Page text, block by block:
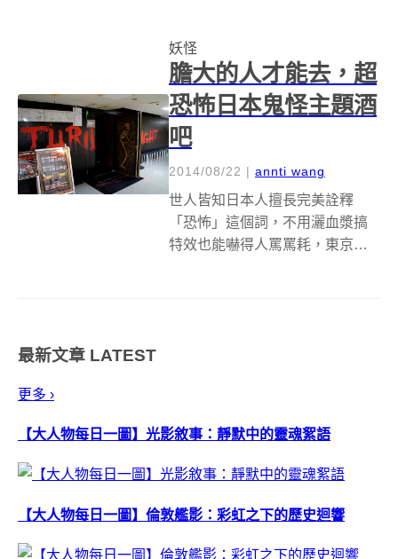
一系列的怪獸神轎，雖然沒有正
規祭典那樣的莊嚴、...
妖怪
膽大的人才能去，超
恐怖日本鬼怪主題酒
吧
2014/08/22 | annti wang
世人皆知日本人擅長完美詮釋
「恐怖」這個詞，不用灑血漿搞
特效也能嚇得人罵罵耗，東京一
最新文章 LATEST
更多 ›
【大人物每日一圖】光影敘事：靜默中的靈魂絮語
【大人物每日一圖】倫敦艦影：彩虹之下的歷史迴響